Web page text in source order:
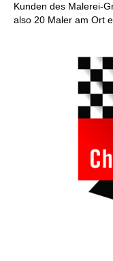
Kunden des Malerei-
also 20 Maler am Ort